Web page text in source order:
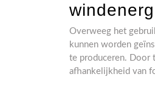
Overweeg het
kunnen worden
te produceren. Door
afhankelijkheid van